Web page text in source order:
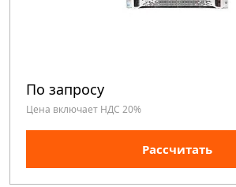
По запросу
Цена включает НДС 20%
Рассчитать